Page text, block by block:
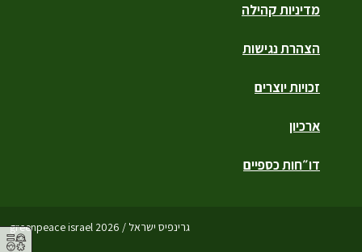
מדיניות קהילה
הצהרת נגישות
זכויות יוצרים
ארכיון
דו״חות כספיים
גרינפיס ישראל / greenpeace israel 2026
⚥︎